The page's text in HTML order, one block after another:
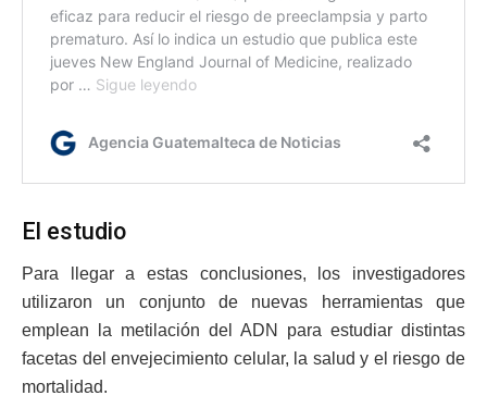
El estudio
Para llegar a estas conclusiones, los investigadores
utilizaron un conjunto de nuevas herramientas que
emplean la metilación del ADN para estudiar distintas
facetas del envejecimiento celular, la salud y el riesgo de
mortalidad.